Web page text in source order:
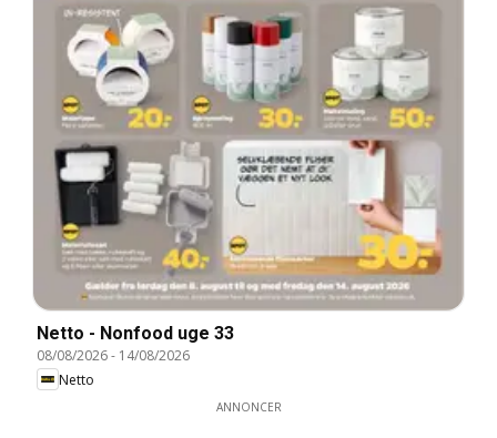
Netto - Nonfood uge 33
08/08/2026- 14/08/2026
Netto
ANNONCER